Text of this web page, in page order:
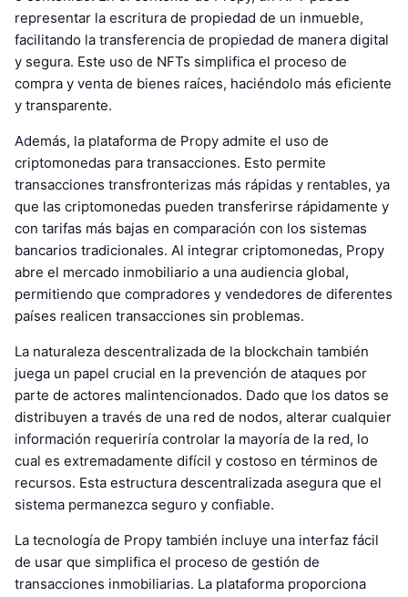
representar la escritura de propiedad de un inmueble,
facilitando la transferencia de propiedad de manera digital
y segura. Este uso de NFTs simplifica el proceso de
compra y venta de bienes raíces, haciéndolo más eficiente
y transparente.
Además, la plataforma de Propy admite el uso de
criptomonedas para transacciones. Esto permite
transacciones transfronterizas más rápidas y rentables, ya
que las criptomonedas pueden transferirse rápidamente y
con tarifas más bajas en comparación con los sistemas
bancarios tradicionales. Al integrar criptomonedas, Propy
abre el mercado inmobiliario a una audiencia global,
permitiendo que compradores y vendedores de diferentes
países realicen transacciones sin problemas.
La naturaleza descentralizada de la blockchain también
juega un papel crucial en la prevención de ataques por
parte de actores malintencionados. Dado que los datos se
distribuyen a través de una red de nodos, alterar cualquier
información requeriría controlar la mayoría de la red, lo
cual es extremadamente difícil y costoso en términos de
recursos. Esta estructura descentralizada asegura que el
sistema permanezca seguro y confiable.
La tecnología de Propy también incluye una interfaz fácil
de usar que simplifica el proceso de gestión de
transacciones inmobiliarias. La plataforma proporciona